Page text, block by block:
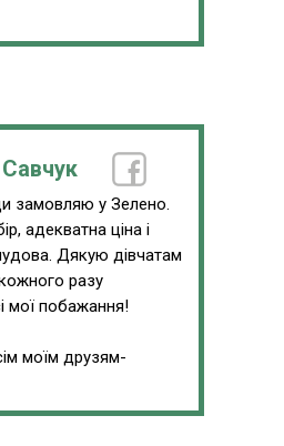
замовляю у Зелено.
адекватна ціна і
Дякую дівчатам
разу
мої побажання!
моїм друзям-